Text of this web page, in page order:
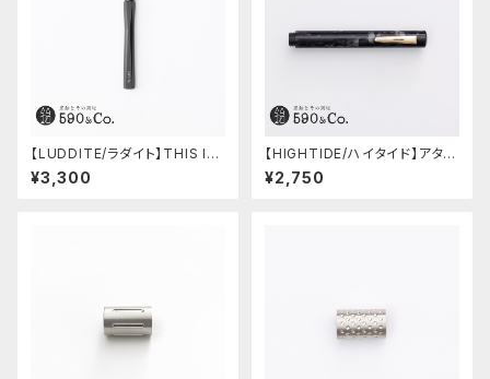
【LUDDITE/ラダイト】THIS IN
DUSTRIAL 芯ケース2 (Facto
ry Model BK)
¥3,300
【HIGHTIDE/ハイタイド】アタシ
ェ マーブル万年筆 (ブラック)
¥2,750